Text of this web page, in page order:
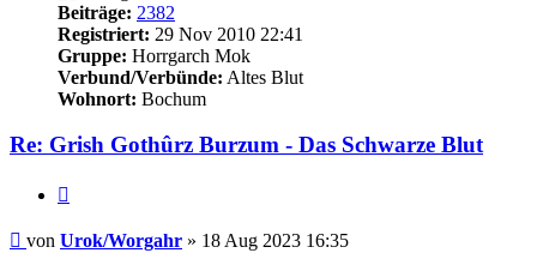
Beiträge: 2382
Registriert: 29 Nov 2010 22:41
Gruppe: Horrgarch Mok
Verbund/Verbünde: Altes Blut
Wohnort: Bochum
Re: Grish Gothûrz Burzum - Das Schwarze Blut
Beitrag
von Urok/Worgahr » 18 Aug 2023 16:35